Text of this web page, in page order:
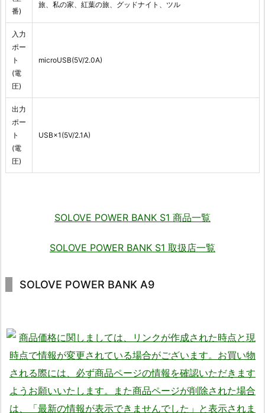
番)
旅、私の家、紅葉の旅、グッドナイト、ツル
入力
ポー
ト
(電
圧)
microUSB(5V/2.0A)
出力
ポー
ト
(電
圧)
USB×1(5V/2.1A)
SOLOVE POWER BANK S1 商品一覧
SOLOVE POWER BANK S1 取扱店一覧
SOLOVE POWER BANK A9